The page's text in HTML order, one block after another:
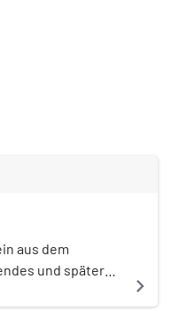
aus dem
und später
navigate_next